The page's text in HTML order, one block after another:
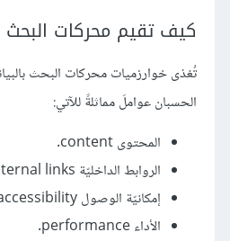
كيف تقيم محركات
تُغذى خوارزميات محركات البحث
الحسبان عواملَ مماثلةً للآتي:
المحتوى content.
الروابط الداخليّة internal links.
إمكانيّة الوصول accessibility.
الأداء performance.